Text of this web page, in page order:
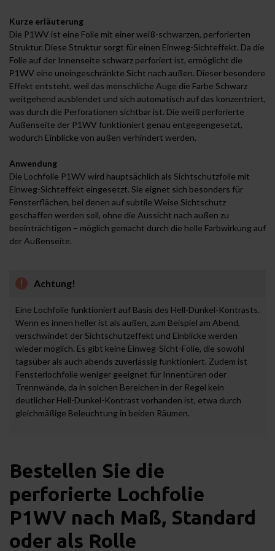
Kurze erläuterung
Die P1WV ist eine Folie mit einer weiß-schwarzen, perforierten
Struktur. Diese Struktur sorgt für einen Einweg-Sichteffekt. Da die
Folie auf der Innenseite schwarz perforiert ist, ermöglicht die
P1WV eine uneingeschränkte Sicht nach außen. Dieser besondere
Effekt entsteht, weil das menschliche Auge die Farbe Schwarz
weitgehend ausblendet und sich automatisch auf das konzentriert,
was durch die Perforationen sichtbar ist. Die weiß perforierte
Außenseite der P1WV funktioniert genau entgegengesetzt,
wodurch Einblicke von außen verhindert werden.
Anwendung
Die Lochfolie P1WV wird hauptsächlich als Sichtschutzfolie mit
Einweg-Sichteffekt eingesetzt. Sie eignet sich besonders für
Fensterflächen, bei denen auf subtile Weise Sichtschutz
geschaffen werden soll, ohne die Aussicht nach außen zu
beeinträchtigen – möglich gemacht durch die helle Farbwirkung auf
der Außenseite.
Achtung!
Eine Lochfolie funktioniert auf Basis des Hell-Dunkel-Kontrasts.
Wenn es innen heller ist als außen, zum Beispiel am Abend,
verschwindet der Sichtschutzeffekt und Einblicke werden
wieder möglich. Es gibt keine Einweg-Sicht-Folie, die sowohl
tagsüber als auch abends zuverlässig funktioniert. Zudem ist
Fensterlochfolie weniger geeignet für Innentüren oder
Trennwände, da in solchen Bereichen in der Regel kein
deutlicher Hell-Dunkel-Kontrast vorhanden ist, etwa durch
gleichmäßige Beleuchtung in beiden Räumen.
Bestellen Sie die
perforierte Lochfolie
P1WV nach Maß, Standard
oder als Rolle